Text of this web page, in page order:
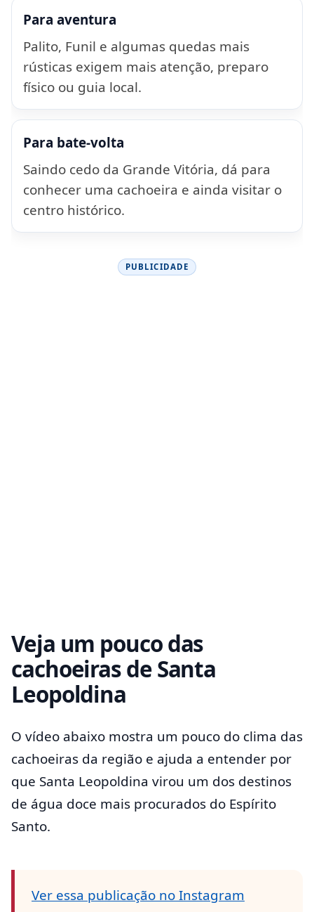
Para aventura
Palito, Funil e algumas quedas mais
rústicas exigem mais atenção, preparo
físico ou guia local.
Para bate-volta
Saindo cedo da Grande Vitória, dá para
conhecer uma cachoeira e ainda visitar o
centro histórico.
PUBLICIDADE
Veja um pouco das
cachoeiras de Santa
Leopoldina
O vídeo abaixo mostra um pouco do clima das
cachoeiras da região e ajuda a entender por
que Santa Leopoldina virou um dos destinos
de água doce mais procurados do Espírito
Santo.
Ver essa publicação no Instagram